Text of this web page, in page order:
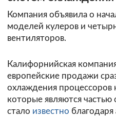
Компания объявила о
моделей кулеров и
вентиляторов.
Калифорнийская
европейские продажи
охлаждения процессоров
которые являются частью
стало известно благодаря